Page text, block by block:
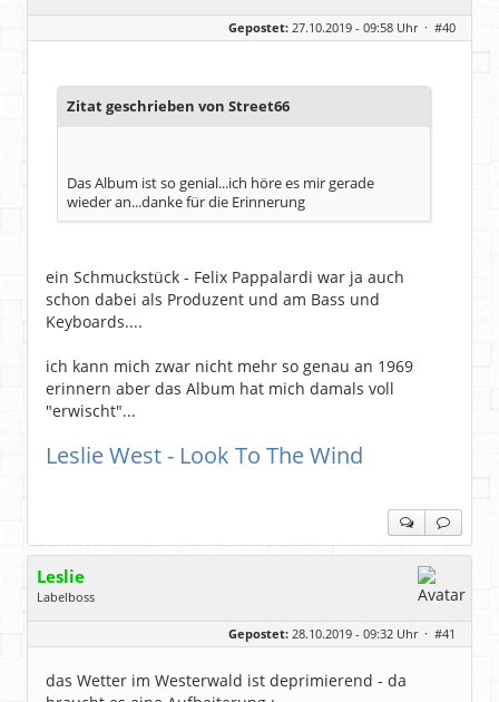
Geschlecht:
keine Angabe
in der Mitte zwischen Kölnarena und Festhalle Ffm
Beiträge:
48743
Gepostet: 27.10.2019 - 09:58 Uhr · #40
Zitat geschrieben von Street66
Das Album ist so genial...ich höre es mir gerade
wieder an...danke für die Erinnerung
ein Schmuckstück - Felix Pappalardi war ja auch
schon dabei als Produzent und am Bass und
Keyboards....
ich kann mich zwar nicht mehr so genau an 1969
erinnern aber das Album hat mich damals voll
"erwischt"...
Leslie West - Look To The Wind
Leslie
Labelboss
in der Mitte zwischen Kölnarena und Festhalle Ffm
Beiträge:
48743
Gepostet: 28.10.2019 - 09:32 Uhr · #41
das Wetter im Westerwald ist deprimierend - da